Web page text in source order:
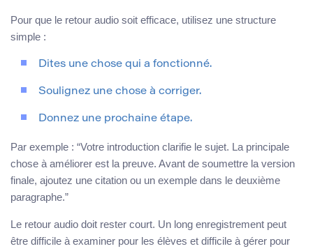
Pour que le retour audio soit efficace, utilisez une structure
simple :
Dites une chose qui a fonctionné.
Soulignez une chose à corriger.
Donnez une prochaine étape.
Par exemple : “Votre introduction clarifie le sujet. La principale
chose à améliorer est la preuve. Avant de soumettre la version
finale, ajoutez une citation ou un exemple dans le deuxième
paragraphe.”
Le retour audio doit rester court. Un long enregistrement peut
être difficile à examiner pour les élèves et difficile à gérer pour